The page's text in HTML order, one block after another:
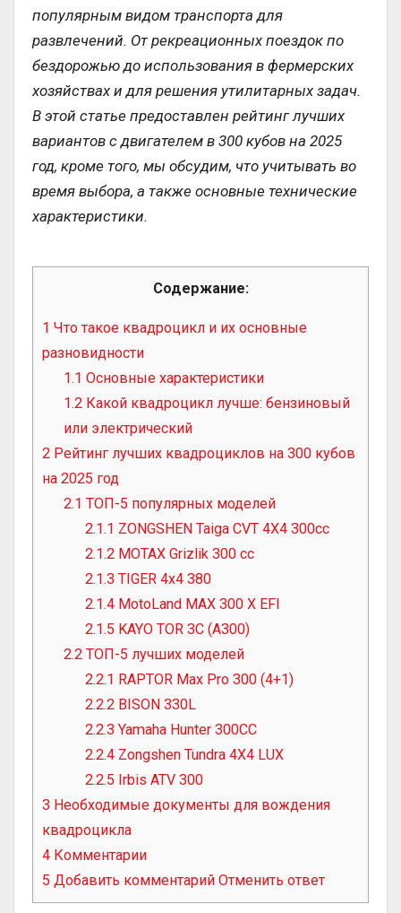
популярным видом транспорта для
развлечений. От рекреационных поездок по
бездорожью до использования в фермерских
хозяйствах и для решения утилитарных задач.
В этой статье предоставлен рейтинг лучших
вариантов с двигателем в 300 кубов на 2025
год, кроме того, мы обсудим, что учитывать во
время выбора, а также основные технические
характеристики.
Содержание:
1 Что такое квадроцикл и их основные
разновидности
1.1 Основные характеристики
1.2 Какой квадроцикл лучше: бензиновый
или электрический
2 Рейтинг лучших квадроциклов на 300 кубов
на 2025 год
2.1 ТОП-5 популярных моделей
2.1.1 ZONGSHEN Taiga CVT 4X4 300cc
2.1.2 MOTAX Grizlik 300 cc
2.1.3 TIGER 4х4 380
2.1.4 MotoLand MAX 300 X EFI
2.1.5 KAYO TOR 3C (A300)
2.2 ТОП-5 лучших моделей
2.2.1 RAPTOR Max Pro 300 (4+1)
2.2.2 BISON 330L
2.2.3 Yamaha Hunter 300CC
2.2.4 Zongshen Tundra 4X4 LUX
2.2.5 Irbis ATV 300
3 Необходимые документы для вождения
квадроцикла
4 Комментарии
5 Добавить комментарий Отменить ответ